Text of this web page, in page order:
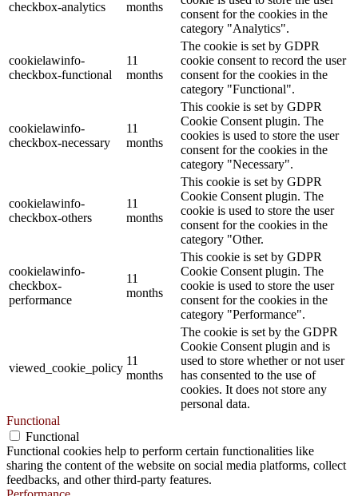
checkbox-analytics
months
consent for the cookies in the
category "Analytics".
cookielawinfo-
checkbox-functional
11
months
The cookie is set by GDPR
cookie consent to record the user
consent for the cookies in the
category "Functional".
cookielawinfo-
checkbox-necessary
11
months
This cookie is set by GDPR
Cookie Consent plugin. The
cookies is used to store the user
consent for the cookies in the
category "Necessary".
cookielawinfo-
checkbox-others
11
months
This cookie is set by GDPR
Cookie Consent plugin. The
cookie is used to store the user
consent for the cookies in the
category "Other.
cookielawinfo-
checkbox-
performance
11
months
This cookie is set by GDPR
Cookie Consent plugin. The
cookie is used to store the user
consent for the cookies in the
category "Performance".
viewed_cookie_policy
11
months
The cookie is set by the GDPR
Cookie Consent plugin and is
used to store whether or not user
has consented to the use of
cookies. It does not store any
personal data.
Functional
Functional
Functional cookies help to perform certain functionalities like
sharing the content of the website on social media platforms, collect
feedbacks, and other third-party features.